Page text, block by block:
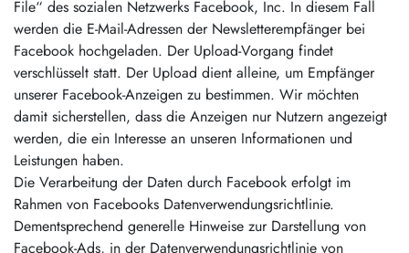
File“ des sozialen Netzwerks Facebook, Inc. In diesem Fall
werden die E-Mail-Adressen der Newsletterempfänger bei
Facebook hochgeladen. Der Upload-Vorgang findet
verschlüsselt statt. Der Upload dient alleine, um Empfänger
unserer Facebook-Anzeigen zu bestimmen. Wir möchten
damit sicherstellen, dass die Anzeigen nur Nutzern angezeigt
werden, die ein Interesse an unseren Informationen und
Leistungen haben.
Die Verarbeitung der Daten durch Facebook erfolgt im
Rahmen von Facebooks Datenverwendungsrichtlinie.
Dementsprechend generelle Hinweise zur Darstellung von
Facebook-Ads, in der Datenverwendungsrichtlinie von